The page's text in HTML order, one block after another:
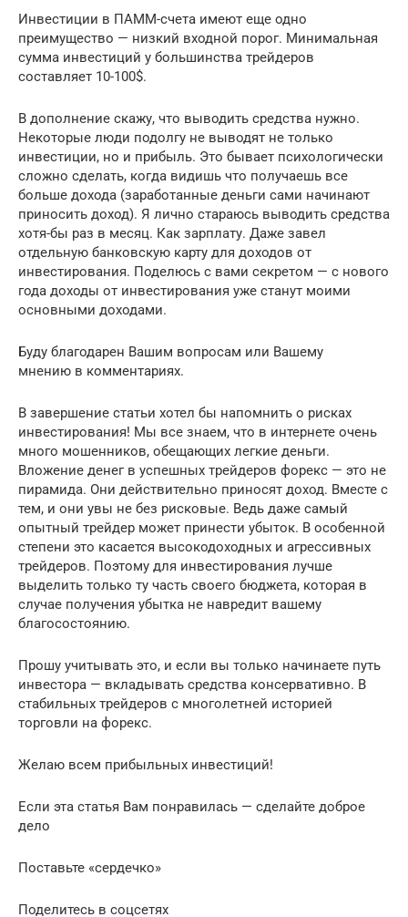
Инвестиции в ПАММ-счета имеют еще одно
преимущество — низкий входной порог. Минимальная
сумма инвестиций у большинства трейдеров
составляет 10-100$.
В дополнение скажу, что выводить средства нужно.
Некоторые люди подолгу не выводят не только
инвестиции, но и прибыль. Это бывает психологически
сложно сделать, когда видишь что получаешь все
больше дохода (заработанные деньги сами начинают
приносить доход). Я лично стараюсь выводить средства
хотя-бы раз в месяц. Как зарплату. Даже завел
отдельную банковскую карту для доходов от
инвестирования. Поделюсь с вами секретом — с нового
года доходы от инвестирования уже станут моими
основными доходами.
Буду благодарен Вашим вопросам или Вашему
мнению в комментариях.
В завершение статьи хотел бы напомнить о рисках
инвестирования! Мы все знаем, что в интернете очень
много мошенников, обещающих легкие деньги.
Вложение денег в успешных трейдеров форекс — это не
пирамида. Они действительно приносят доход. Вместе с
тем, и они увы не без рисковые. Ведь даже самый
опытный трейдер может принести убыток. В особенной
степени это касается высокодоходных и агрессивных
трейдеров. Поэтому для инвестирования лучше
выделить только ту часть своего бюджета, которая в
случае получения убытка не навредит вашему
благосостоянию.
Прошу учитывать это, и если вы только начинаете путь
инвестора — вкладывать средства консервативно. В
стабильных трейдеров с многолетней историей
торговли на форекс.
Желаю всем прибыльных инвестиций!
Если эта статья Вам понравилась — сделайте доброе
дело
Поставьте «сердечко»
Поделитесь в соцсетях